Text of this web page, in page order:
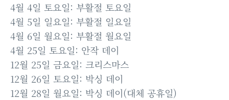
4월 4일 토요일: 부활절 토요일
4월 5일 일요일: 부활절 일요일
4월 6일 월요일: 부활절 월요일
4월 25일 토요일: 안작 데이
12월 25일 금요일: 크리스마스
12월 26일 토요일: 박싱 데이
12월 28일 월요일: 박싱 데이(대체 공휴일)